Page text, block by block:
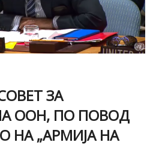
ЗА
ООН, ПО ПОВОД
НА „АРМИЈА НА